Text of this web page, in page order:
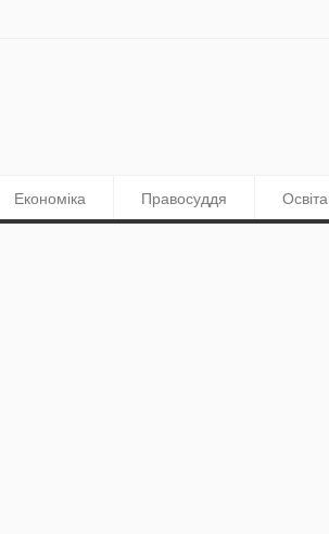
Економіка Правосуддя Освіта